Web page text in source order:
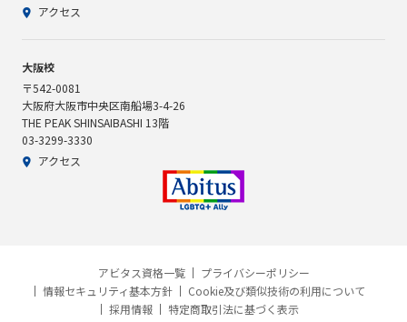
アクセス
大阪校
〒542-0081
大阪府大阪市中央区南船場3-4-26
THE PEAK SHINSAIBASHI 13階
03-3299-3330
アクセス
アビタス資格一覧
プライバシーポリシー
情報セキュリティ基本方針
Cookie及び類似技術の利用について
採用情報
特定商取引法に基づく表示